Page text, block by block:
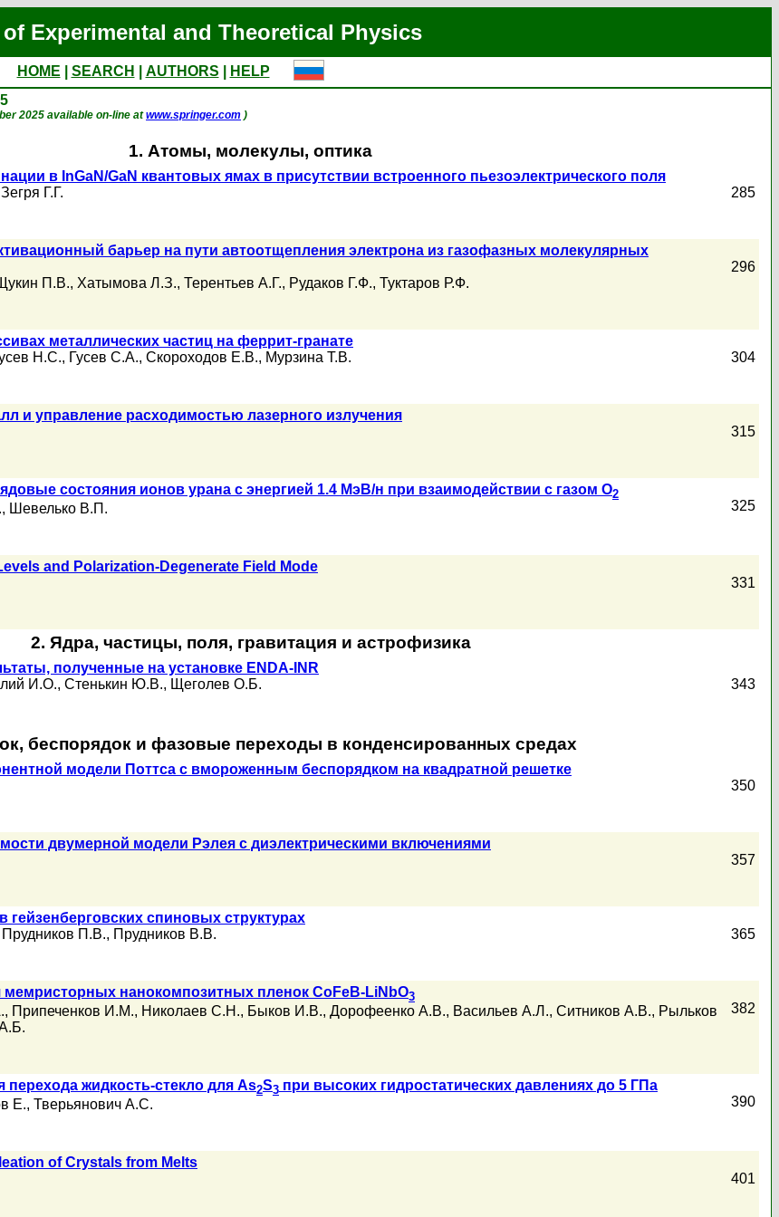
Experimental and Theoretical Physics
HOME SEARCH AUTHORS
HELP
2025 available on-line atwww.springer.com )
1. Атомы, молекулы, оптика
в InGaN/GaN квантовых ямах в присутствии встроенного пьезоэлектрического поля
Зегря Г.Г. 285
барьер на пути автоотщепления электрона из газофазных молекулярных
П.В., Хатымова Л.З., Терентьев А.Г., Рудаков Г.Ф., Туктаров Р.Ф.
296
металлических частиц на феррит-гранате
Н.С., Гусев С.А., Скороходов Е.В., Мурзина Т.В. 304
и управление расходимостью лазерного излучения
315
состояния ионов урана с энергией 1.4 МэВ/н при взаимодействии с газом О2
, Шевелько В.П. 325
and Polarization-Degenerate Field Mode
331
2. Ядра, частицы, поля, гравитация и астрофизика
полученные на установке ENDA-INR
И.О., Стенькин Ю.В., Щеголев О.Б. 343
беспорядок и фазовые переходы в конденсированных средах
модели Поттса с вмороженным беспорядком на квадратной решетке
350
двумерной модели Рэлея с диэлектрическими включениями
357
спиновых структурах
Прудников П.В., Прудников В.В. 365
мемристорных нанокомпозитных пленок CoFeB-LiNbO3
, Припеченков И.М., Николаев С.Н., Быков И.В., Дорофеенко А.В., Васильев А.Л., Ситников А.В., Рыльков
382
жидкость-стекло для As2S3 при высоких гидростатических давлениях до 5 ГПа
Е., Тверьянович А.С. 390
of Crystals from Melts
401